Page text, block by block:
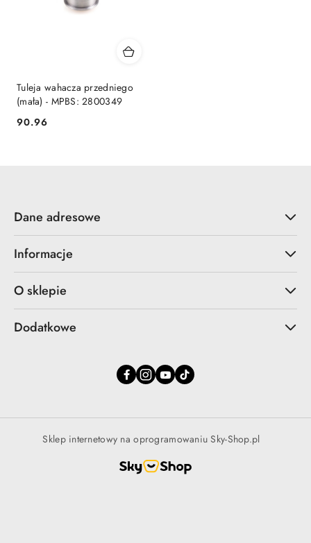
Tuleja wahacza przedniego
(mała) - MPBS: 2800349
Cena:
90.96
Dane adresowe
Informacje
O sklepie
Dodatkowe
Sklep internetowy na oprogramowaniu Sky-Shop.pl